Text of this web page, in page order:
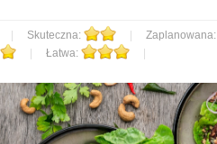
Skuteczna: Zaplanowana:
Łatwa: